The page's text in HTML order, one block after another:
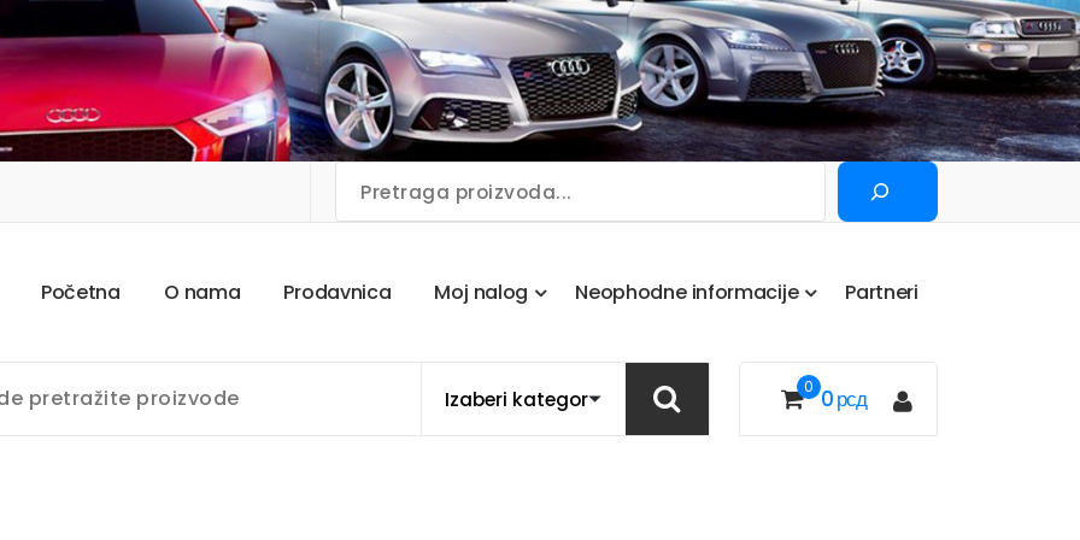
Početna O nama Prodavnica Moj nalog Neophodne informacije Partneri
0 0рсд